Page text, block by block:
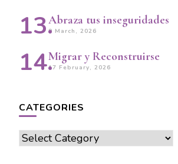
Abraza tus inseguridades
9 March, 2026
Migrar y Reconstruirse
17 February, 2026
CATEGORIES
Categories